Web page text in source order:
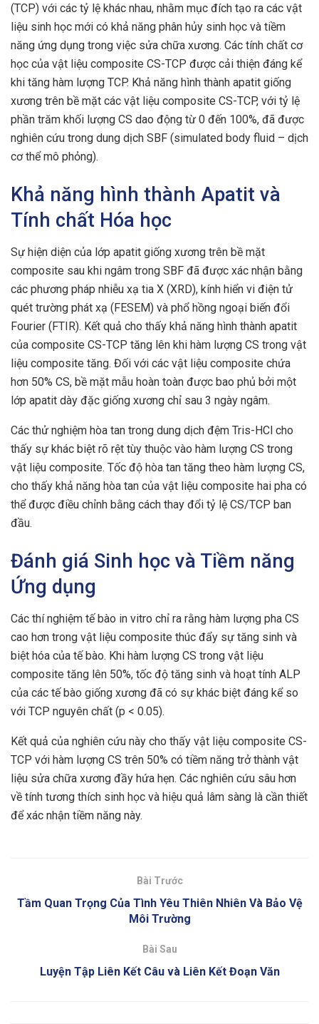
(TCP) với các tỷ lệ khác nhau, nhằm mục đích tạo ra các vật
liệu sinh học mới có khả năng phân hủy sinh học và tiềm
năng ứng dụng trong việc sửa chữa xương. Các tính chất cơ
học của vật liệu composite CS-TCP được cải thiện đáng kể
khi tăng hàm lượng TCP. Khả năng hình thành apatit giống
xương trên bề mặt các vật liệu composite CS-TCP, với tỷ lệ
phần trăm khối lượng CS dao động từ 0 đến 100%, đã được
nghiên cứu trong dung dịch SBF (simulated body fluid – dịch
cơ thể mô phỏng).
Khả năng hình thành Apatit và
Tính chất Hóa học
Sự hiện diện của lớp apatit giống xương trên bề mặt
composite sau khi ngâm trong SBF đã được xác nhận bằng
các phương pháp nhiễu xạ tia X (XRD), kính hiển vi điện tử
quét trường phát xạ (FESEM) và phổ hồng ngoại biến đổi
Fourier (FTIR). Kết quả cho thấy khả năng hình thành apatit
của composite CS-TCP tăng lên khi hàm lượng CS trong vật
liệu composite tăng. Đối với các vật liệu composite chứa
hơn 50% CS, bề mặt mẫu hoàn toàn được bao phủ bởi một
lớp apatit dày đặc giống xương chỉ sau 3 ngày ngâm.
Các thử nghiệm hòa tan trong dung dịch đệm Tris-HCl cho
thấy sự khác biệt rõ rệt tùy thuộc vào hàm lượng CS trong
vật liệu composite. Tốc độ hòa tan tăng theo hàm lượng CS,
cho thấy khả năng hòa tan của vật liệu composite hai pha có
thể được điều chỉnh bằng cách thay đổi tỷ lệ CS/TCP ban
đầu.
Đánh giá Sinh học và Tiềm năng
Ứng dụng
Các thí nghiệm tế bào in vitro chỉ ra rằng hàm lượng pha CS
cao hơn trong vật liệu composite thúc đẩy sự tăng sinh và
biệt hóa của tế bào. Khi hàm lượng CS trong vật liệu
composite tăng lên 50%, tốc độ tăng sinh và hoạt tính ALP
của các tế bào giống xương đã có sự khác biệt đáng kể so
với TCP nguyên chất (p < 0.05).
Kết quả của nghiên cứu này cho thấy vật liệu composite CS-
TCP với hàm lượng CS trên 50% có tiềm năng trở thành vật
liệu sửa chữa xương đầy hứa hẹn. Các nghiên cứu sâu hơn
về tính tương thích sinh học và hiệu quả lâm sàng là cần thiết
để xác nhận tiềm năng này.
Bài Trước
Tầm Quan Trọng Của Tình Yêu Thiên Nhiên Và Bảo Vệ
Môi Trường
Bài Sau
Luyện Tập Liên Kết Câu và Liên Kết Đoạn Văn